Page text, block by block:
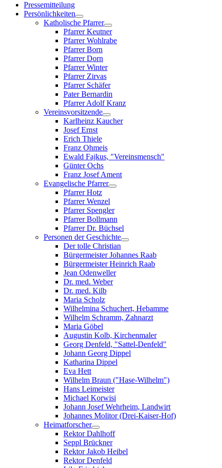
Pressemitteilung
Persönlichkeiten
Katholische Pfarrer
Pfarrer Keutner
Pfarrer Wohlrabe
Pfarrer Born
Pfarrer Dorn
Pfarrer Winter
Pfarrer Zirvas
Pfarrer Schäfer
Pater Bernardin
Pfarrer Adolf Kranz
Vereinsvorsitzende
Karlheinz Kaucher
Josef Ernst
Erich Thiele
Franz Ohmeis
Ewald Fajkus, "Vereinsmensch"
Günter Ochs
Franz Josef Ament
Evangelische Pfarrer
Pfarrer Hotz
Pfarrer Wenzel
Pfarrer Spengler
Pfarrer Bollmann
Pfarrer Dr. Büchsel
Personen der Geschichte
Der tolle Christian
Bürgermeister Johannes Raab
Bürgermeister Heinrich Raab
Jean Odenweller
Dr. med. Weber
Dr. med. Kilb
Maria Scholz
Wilhelmina Schuchert, Hebamme
Wilhelm Schramm, Zahnarzt
Maria Göbel
Augustin Kolb, Kirchenmaler
Georg Denfeld, "Sattel-Denfeld"
Johann Georg Dippel
Katharina Dippel
Eva Hett
Wilhelm Braun ("Hase-Wilhelm")
Hans Leimeister
Michael Korwisi
Johann Josef Wehrheim, Landwirt
Johannes Molitor (Drei-Kaiser-Hof)
Heimatforscher
Rektor Dahlhoff
Seppl Brückner
Rektor Jakob Heibel
Rektor Denfeld